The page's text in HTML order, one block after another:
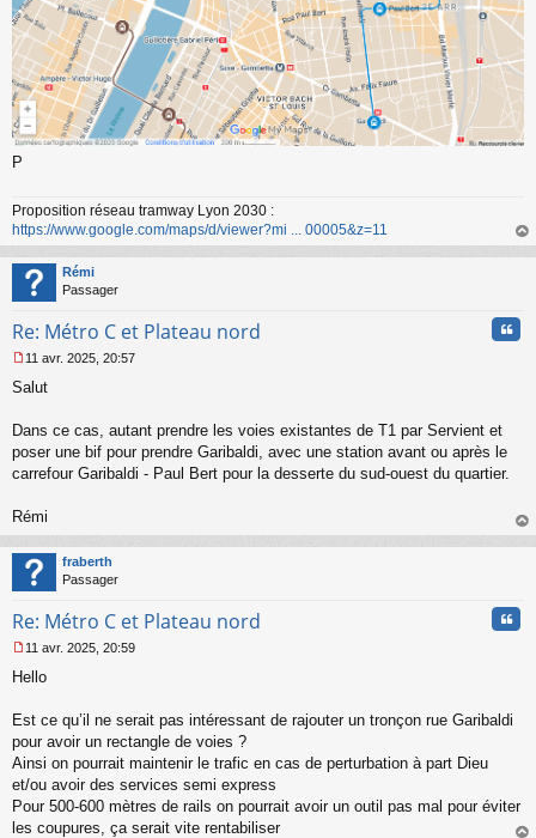
P
Proposition réseau tramway Lyon 2030 :
https://www.google.com/maps/d/viewer?mi ... 00005&z=11
au
Rémi
Passager
Re: Métro C et Plateau nord
e
s
g
e
o
n
l
u
11 avr. 2025, 20:57
Salut
Dans ce cas, autant prendre les voies existantes de T1 par Servient et
poser une bif pour prendre Garibaldi, avec une station avant ou après le
carrefour Garibaldi - Paul Bert pour la desserte du sud-ouest du quartier.
Rémi
au
fraberth
Passager
Re: Métro C et Plateau nord
e
s
g
e
n
o
n
11 avr. 2025, 20:59
Hello
Est ce qu’il ne serait pas intéressant de rajouter un tronçon rue Garibaldi
pour avoir un rectangle de voies ?
Ainsi on pourrait maintenir le trafic en cas de perturbation à part Dieu
et/ou avoir des services semi express
Pour 500-600 mètres de rails on pourrait avoir un outil pas mal pour éviter
les coupures, ça serait vite rentabiliser